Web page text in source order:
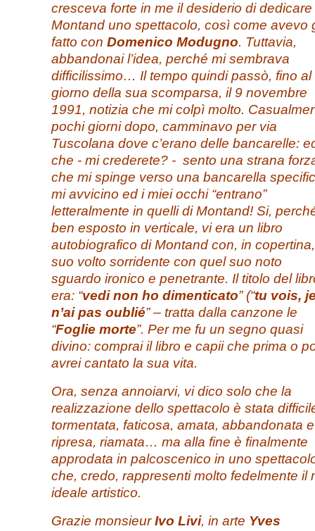
cresceva forte in me il desiderio di dedicare
Montand uno spettacolo, così come avevo
fatto con Domenico Modugno. Tuttavia,
abbandonai l’idea, perché mi sembrava
difficilissimo… Il tempo quindi passò, fino al
giorno della sua scomparsa, il 9 novembre
1991, notizia che mi colpì molto.
pochi giorni dopo, camminavo per via
Tuscolana dove c’erano delle bancarelle:
che - mi crederete? - sento una strana
che mi spinge verso una bancarella
mi avvicino ed i miei occhi “entrano”
letteralmente in quelli di Montand! Si,
ben esposto in verticale, vi era un libro
autobiografico di Montand con, in
suo volto sorridente con quel suo noto
sguardo ironico e penetrante. Il titolo del
era: “vedi non ho dimenticato” (“tu vois,
n’ai pas oublié” – tratta dalla canzone le
“Foglie morte”. Per me fu un segno quasi
divino: comprai il libro e capii che prima o
avrei cantato la sua vita.
Ora, senza annoiarvi, vi dico solo che la
realizzazione dello spettacolo è stata
tormentata, faticosa, amata, abbandonata e
ripresa, riamata… ma alla fine è finalmente
approdata in palcoscenico in uno
che, credo, rappresenti molto fedelmente il
ideale artistico.
Grazie monsieurIvo Livi, in arte Yves